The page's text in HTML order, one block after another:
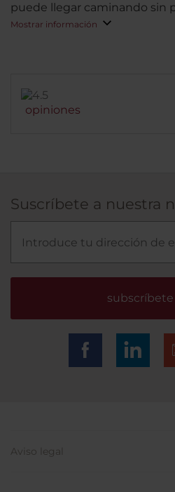
puede llegar caminando sin
comercial y paradas de tram
Mostrar información
opiniones
Suscríbete a nuestra
subscríbete
Aviso legal